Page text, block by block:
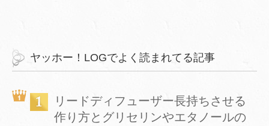
ヤッホー！LOGでよく読まれてる記事
リードディフューザー長持ちさせる
作り方とグリセリンやエタノールの